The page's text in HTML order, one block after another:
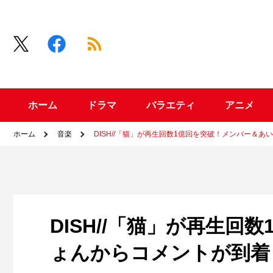
ホーム ドラマ バラエティ アニメ
ホーム 音楽 DISH//「猫」が再生回数1億回を突破！メンバー＆あ
DISH//「猫」が再生回
ょんからコメントが到着